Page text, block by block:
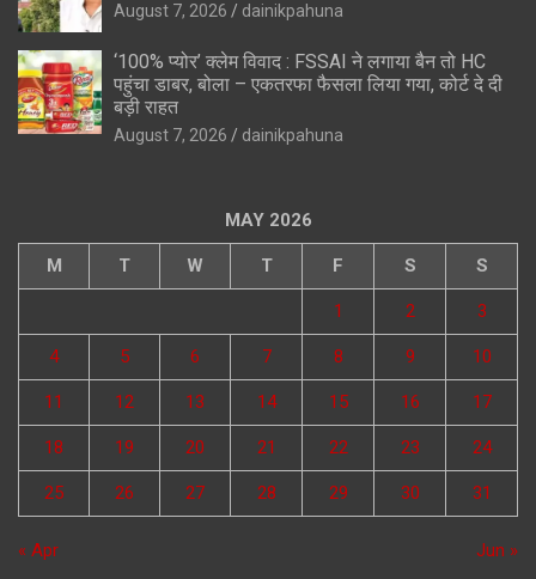
August 7, 2026 dainikpahuna
‘100% प्योर’ क्लेम विवाद : FSSAI ने लगाया बैन तो HC
पहुंचा डाबर, बोला – एकतरफा फैसला लिया गया, कोर्ट दे दी
बड़ी राहत
August 7, 2026 dainikpahuna
MAY 2026
M T W T F S S
1 2 3
4 5 6 7 8 9 10
11 12 13 14 15 16 17
18 19 20 21 22 23 24
25 26 27 28 29 30 31
« Apr Jun »